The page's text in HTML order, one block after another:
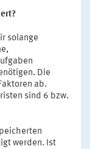
solange
Die
ab.
sind 6 bzw.
werden. Ist